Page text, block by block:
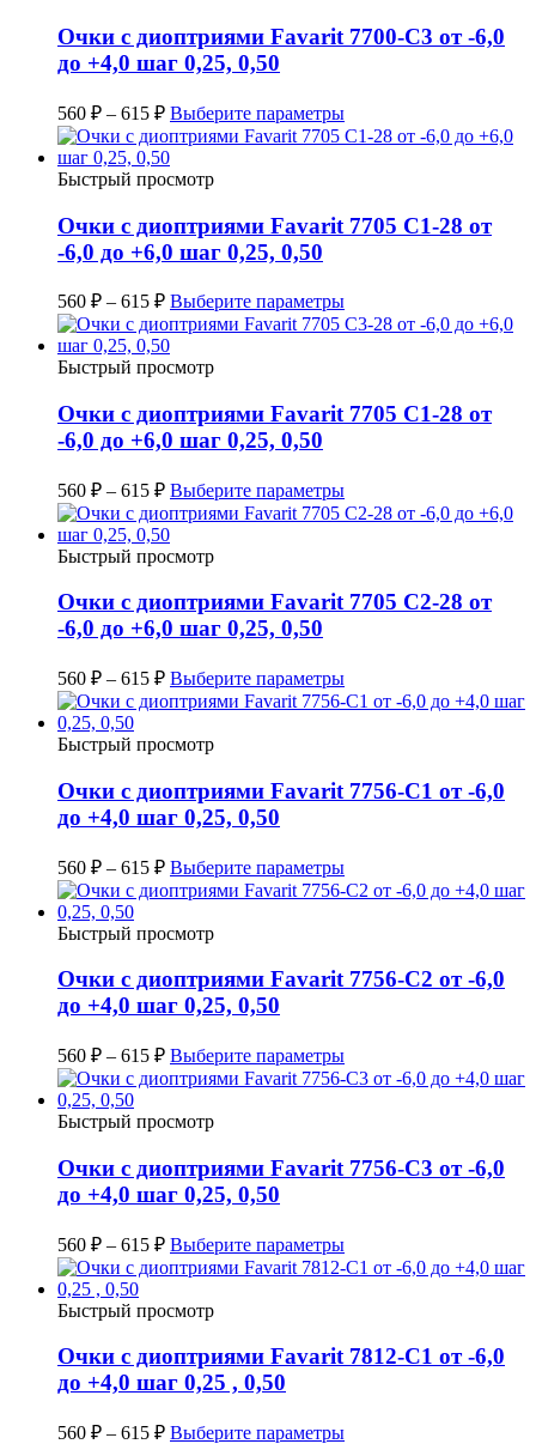
Очки с диоптриями Favarit 7700-C3 от -6,0
до +4,0 шаг 0,25, 0,50
560 ₽ – 615 ₽ Выберите параметры
Быстрый просмотр
Очки с диоптриями Favarit 7705 C1-28 от
-6,0 до +6,0 шаг 0,25, 0,50
560 ₽ – 615 ₽ Выберите параметры
Быстрый просмотр
Очки с диоптриями Favarit 7705 C1-28 от
-6,0 до +6,0 шаг 0,25, 0,50
560 ₽ – 615 ₽ Выберите параметры
Быстрый просмотр
Очки с диоптриями Favarit 7705 C2-28 от
-6,0 до +6,0 шаг 0,25, 0,50
560 ₽ – 615 ₽ Выберите параметры
Быстрый просмотр
Очки с диоптриями Favarit 7756-C1 от -6,0
до +4,0 шаг 0,25, 0,50
560 ₽ – 615 ₽ Выберите параметры
Быстрый просмотр
Очки с диоптриями Favarit 7756-C2 от -6,0
до +4,0 шаг 0,25, 0,50
560 ₽ – 615 ₽ Выберите параметры
Быстрый просмотр
Очки с диоптриями Favarit 7756-C3 от -6,0
до +4,0 шаг 0,25, 0,50
560 ₽ – 615 ₽ Выберите параметры
Быстрый просмотр
Очки с диоптриями Favarit 7812-C1 от -6,0
до +4,0 шаг 0,25 , 0,50
560 ₽ – 615 ₽ Выберите параметры